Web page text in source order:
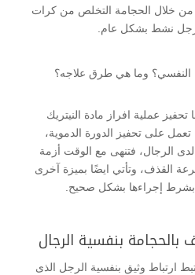
خلال الحجامة التخلص من كرات
نشط بشكل عام.
وما هي طرق علاجه؟
عملية افراز مادة النيتريك
على تحفيز الدورة الدموية،
لدى الرجال، فتنهى مع الوقت أزمة
القذف، وتأتي ايضًا بميزة آخرى
بشرط إجراءها بشكل صحيح.
بالحجامة بنفسية الرجال
ارتباط وثيق بنفسية الرجل الذى